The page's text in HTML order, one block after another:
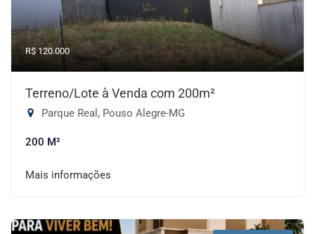
R$ 120.000
Terreno/Lote à Venda com 200m²
Parque Real, Pouso Alegre-MG
200 M²
Mais informações